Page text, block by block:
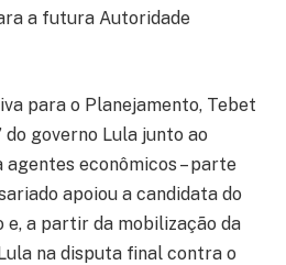
a futura Autoridade
para o Planejamento, Tebet
do governo Lula junto ao
econômicos – parte
apoiou a candidata do
e, a partir da mobilização da
na disputa final contra o